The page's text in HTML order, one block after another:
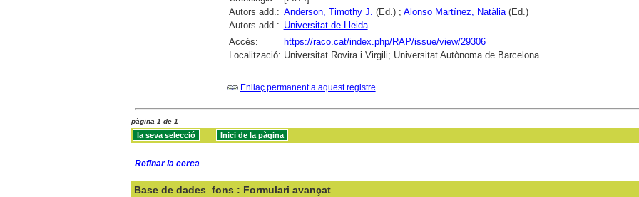
Autors add.: Anderson, Timothy J. (Ed.) ; Alonso Martínez, Natàlia(Ed.)
Autors add.: Universitat de Lleida
Accés:
https://raco.cat/index.php/RAP/issue/view/29306
Localització: Universitat Rovira i Virgili; Universitat Autònoma de Barcelona
Enllaç permanent a aquest registre
pàgina 1 de 1
Refinar la cerca
Base de dades fons : Formulari avançat